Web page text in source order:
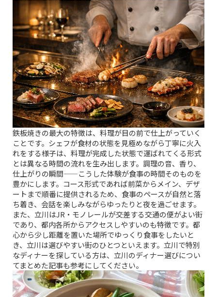
鉄板焼きの最大の特徴は、料理が目の前で仕上がっていく
ことです。シェフが食材の状態を見極めながら丁寧に火入
れをする様子は、料理が完成した状態で運ばれてくる形式
とは異なる時間の流れを生み出します。調理の音、香り、
仕上がりの瞬間——こうした体験が食事の時間そのものを
豊かにします。コース形式であれば前菜からメイン、デザ
ートまで順番に提供されるため、食事のペースが自然と落
ち着き、会話を楽しみながらゆったりと夜を過ごせます。
また、立川はJR・モノレールが交差する交通の便がよい街
であり、都内各所からアクセスしやすいのも特徴です。都
心から少し距離を置いた場所でゆっくり食事をしたいと
き、立川は選びやすい街のひとつといえます。立川で特別
なディナーを探している方は、 立川のディナー選びについ
てまとめた記事も参考にしてください。